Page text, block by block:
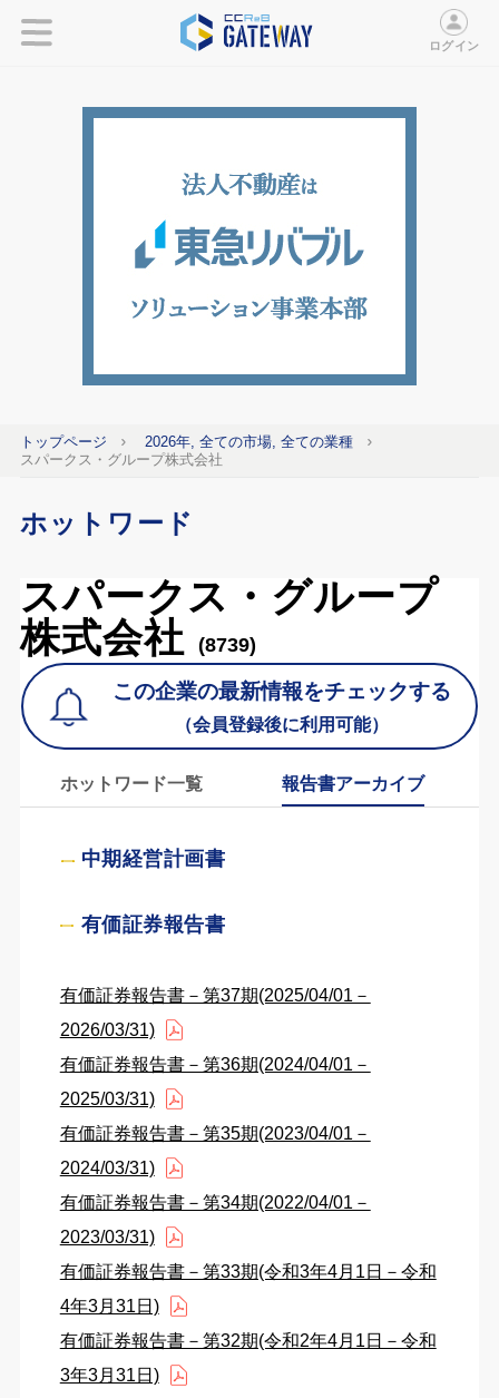
ログイン
トップページ
2026年, 全ての市場, 全ての業種
スパークス・グループ株式会社
ホットワード
スパークス・グループ
株式会社
(8739)
この企業の最新情報をチェックする
（会員登録後に利用可能）
ホットワード一覧 報告書アーカイブ
中期経営計画書
有価証券報告書
有価証券報告書－第37期(2025/04/01－
2026/03/31)
有価証券報告書－第36期(2024/04/01－
2025/03/31)
有価証券報告書－第35期(2023/04/01－
2024/03/31)
有価証券報告書－第34期(2022/04/01－
2023/03/31)
有価証券報告書－第33期(令和3年4月1日－令和
4年3月31日)
有価証券報告書－第32期(令和2年4月1日－令和
3年3月31日)